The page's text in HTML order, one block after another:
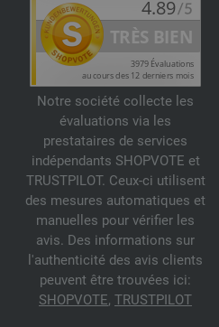
Notre société collecte les
évaluations via les
prestataires de services
indépendants SHOPVOTE et
TRUSTPILOT. Ceux-ci utilisent
des mesures automatiques et
manuelles pour vérifier les
avis. Des informations sur
l'authenticité des avis clients
peuvent être trouvées ici:
SHOPVOTE, TRUSTPILOT